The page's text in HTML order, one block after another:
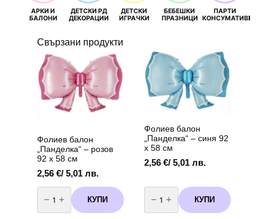
АРКИ И
БАЛОНИ
ДЕТСКИ РД
ДЕКОРАЦИИ
ДЕТСКИ
ИГРАЧКИ
БЕБЕШКИ
ПРАЗНИЦИ
ПАРТИ
КОНСУМАТИВИ
Свързани продукти
Фолиев балон
„Панделка“ – розов
92 х 58 см
2,56 €/ 5,01 лв.
количество
за
Фолиев
балон
КУПИ
Фолиев балон
„Панделка“ – синя 92
х 58 см
2,56 €/ 5,01 лв.
количество
за
Фолиев
балон
КУПИ